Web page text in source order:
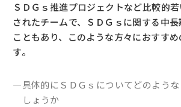
ＳＤＧｓ推進プロジェクトなど比較的
されたチームで、ＳＤＧｓに関する中
こともあり、このような方々におすす
す。
―具体的にＳＤＧｓについてどのよう
しょうか